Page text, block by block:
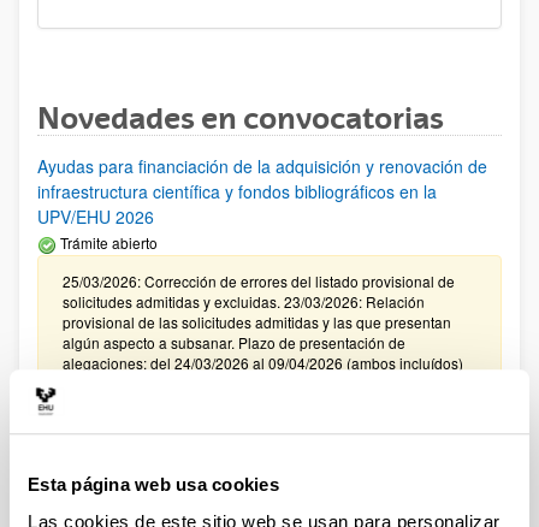
Esta página web usa cookies
Las cookies de este sitio web se usan para personalizar
Novedades en convocatorias
Ayudas para financiación de la adquisición y renovación de
infraestructura científica y fondos bibliográficos en la
UPV/EHU 2026
Trámite abierto
25/03/2026: Corrección de errores del listado provisional de
solicitudes admitidas y excluidas. 23/03/2026: Relación
provisional de las solicitudes admitidas y las que presentan
algún aspecto a subsanar. Plazo de presentación de
alegaciones: del 24/03/2026 al 09/04/2026 (ambos incluídos)
Convocatoria de ayudas para el fomento de la cultura